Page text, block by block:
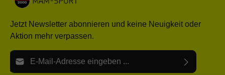
Jetzt Newsletter abonnieren und keine Neuigkeit oder
Aktion mehr verpassen.
E-Mail-Adresse*